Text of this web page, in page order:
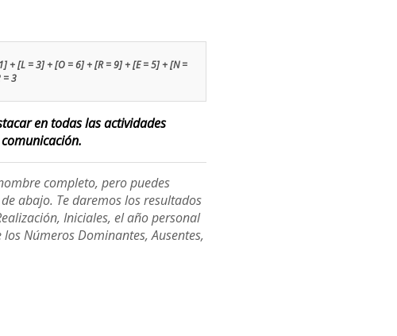
+ [L = 3] + [O = 6] + [R = 9] + [E = 5] + [N =
= 3
en todas las actividades
completo, pero puedes
abajo. Te daremos los resultados
Iniciales, el año personal
Números Dominantes, Ausentes,